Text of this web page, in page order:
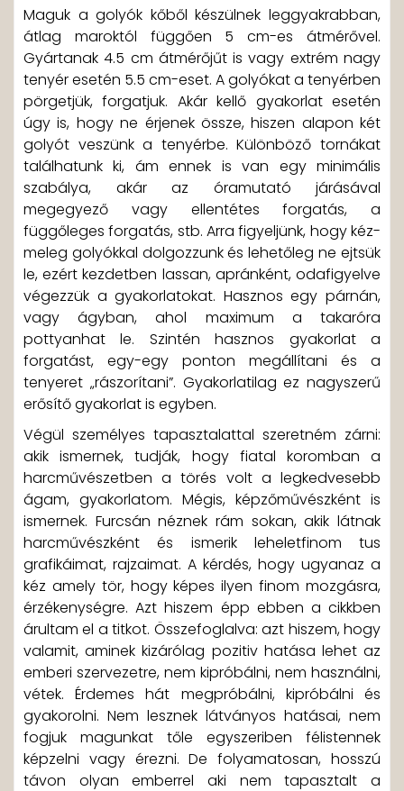
Maguk a golyók kőből készülnek leggyakrabban,
átlag maroktól függően 5 cm-es átmérővel.
Gyártanak 4.5 cm átmérőjűt is vagy extrém nagy
tenyér esetén 5.5 cm-eset. A golyókat a tenyérben
pörgetjük, forgatjuk. Akár kellő gyakorlat esetén
úgy is, hogy ne érjenek össze, hiszen alapon két
golyót veszünk a tenyérbe. Különböző tornákat
találhatunk ki, ám ennek is van egy minimális
szabálya, akár az óramutató járásával
megegyező vagy ellentétes forgatás, a
függőleges forgatás, stb. Arra figyeljünk, hogy kéz-
meleg golyókkal dolgozzunk és lehetőleg ne ejtsük
le, ezért kezdetben lassan, apránként, odafigyelve
végezzük a gyakorlatokat. Hasznos egy párnán,
vagy ágyban, ahol maximum a takaróra
pottyanhat le. Szintén hasznos gyakorlat a
forgatást, egy-egy ponton megállítani és a
tenyeret „rászorítani”. Gyakorlatilag ez nagyszerű
erősítő gyakorlat is egyben.
Végül személyes tapasztalattal szeretném zárni:
akik ismernek, tudják, hogy fiatal koromban a
harcművészetben a törés volt a legkedvesebb
ágam, gyakorlatom. Mégis, képzőművészként is
ismernek. Furcsán néznek rám sokan, akik látnak
harcművészként és ismerik leheletfinom tus
grafikáimat, rajzaimat. A kérdés, hogy ugyanaz a
kéz amely tör, hogy képes ilyen finom mozgásra,
érzékenységre. Azt hiszem épp ebben a cikkben
árultam el a titkot. Összefoglalva: azt hiszem, hogy
valamit, aminek kizárólag pozitiv hatása lehet az
emberi szervezetre, nem kipróbálni, nem használni,
vétek. Érdemes hát megpróbálni, kipróbálni és
gyakorolni. Nem lesznek látványos hatásai, nem
fogjuk magunkat tőle egyszeriben félistennek
képzelni vagy érezni. De folyamatosan, hosszú
távon olyan emberrel aki nem tapasztalt a